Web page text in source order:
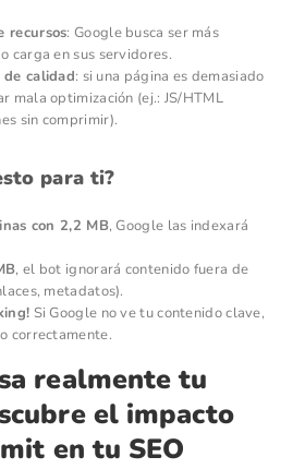
recursos: Google busca ser más
carga en sus servidores.
calidad: si una página es demasiado
mala optimización (ej.: JS/HTML
sin comprimir).
para ti?
con 2,2 MB, Google las indexará
, el bot ignorará contenido fuera de
metadatos).
Si Google no ve tu contenido clave,
correctamente.
realmente tu
el impacto
en tu SEO